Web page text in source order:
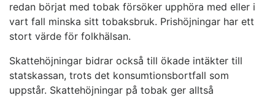
redan börjat med tobak försöker upphöra med eller i
vart fall minska sitt tobaksbruk. Prishöjningar har ett
stort värde för folkhälsan.
Skattehöjningar bidrar också till ökade intäkter till
statskassan, trots det konsumtionsbortfall som
uppstår. Skattehöjningar på tobak ger alltså